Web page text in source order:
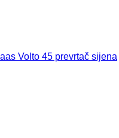
Volto 45 prevrtač sijena